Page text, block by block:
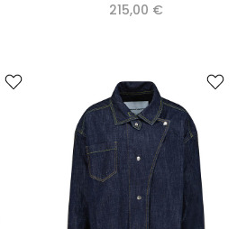
215,00 €